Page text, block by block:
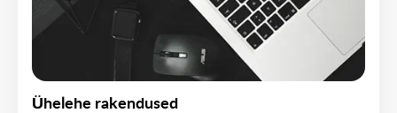
Ühelehe rakendused